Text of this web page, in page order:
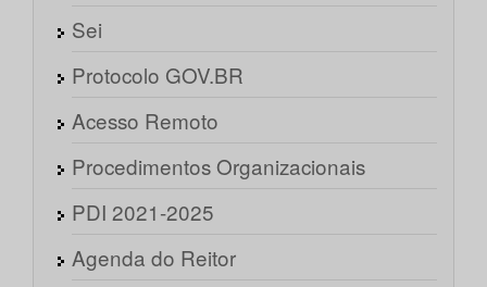
Sei
Protocolo GOV.BR
Acesso Remoto
Procedimentos Organizacionais
PDI 2021-2025
Agenda do Reitor